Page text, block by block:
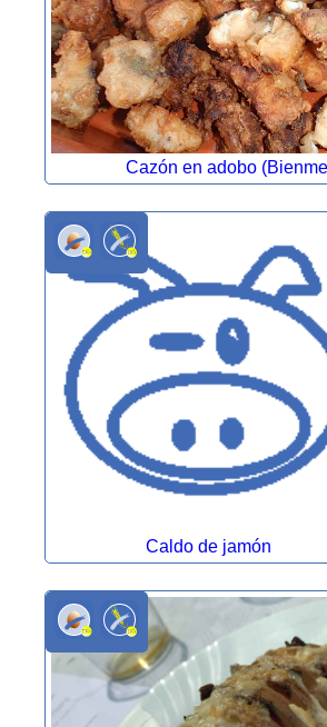
Cazón en adobo
Caldo de jamón